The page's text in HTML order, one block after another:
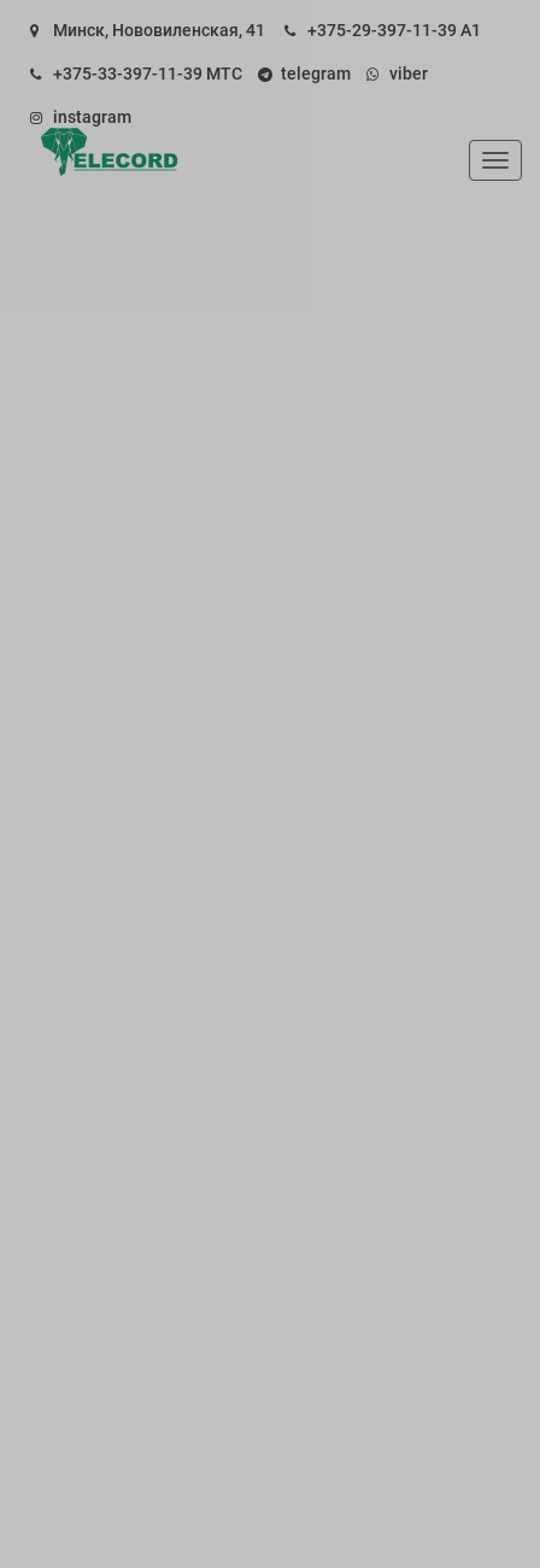
Минск, Нововиленская, 41 +375-29-397-11-39 А1
+375-33-397-11-39 МТС telegram viber
instagram